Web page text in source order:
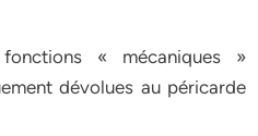
« mécaniques »
dévolues au péricarde